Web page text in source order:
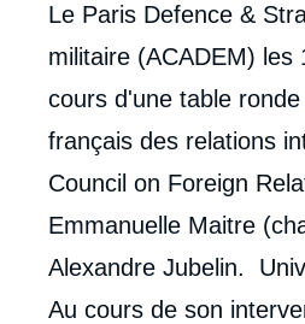
Le Paris Defence &
militaire (ACADEM)
cours d'une table
français des relations
Council on Foreign
Emmanuelle Maitre
Alexandre Jubelin.
Au cours de son